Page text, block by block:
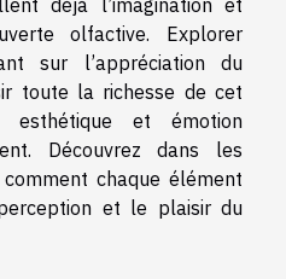
olfactive. Explorer
sur l’appréciation du
toute la richesse de cet
esthétique et émotion
Découvrez dans les
chaque élément
et le plaisir du